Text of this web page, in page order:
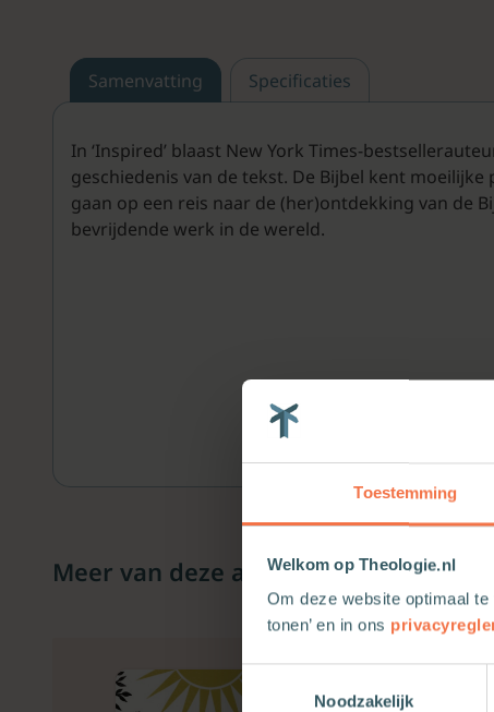
Toestemming
Welkom op Theologie.nl
Om deze website optimaal
tonen’ en in ons
Toestemmingsselectie
Noodzakelijk
Samenvatting Specificaties
In ‘Inspired’ blaast New York Times-
geschiedenis van de tekst. De Bijbel kent
gaan op een reis naar de (her)ontdekking van de
bevrijdende werk in de wereld.
Meer van deze auteur